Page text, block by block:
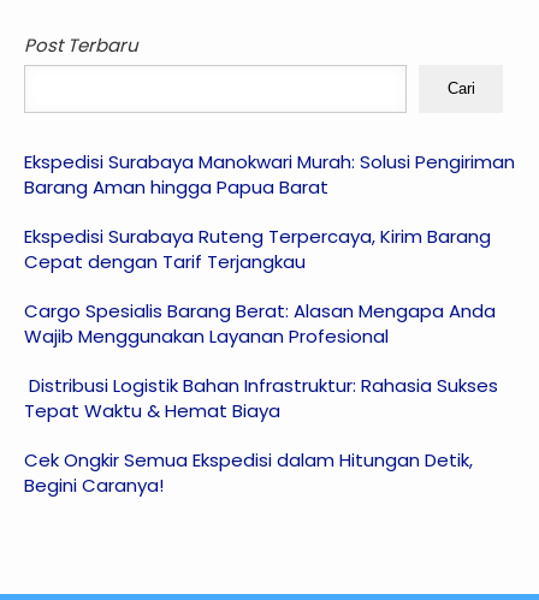
Post Terbaru
Cari
Ekspedisi Surabaya Manokwari Murah: Solusi Pengiriman
Barang Aman hingga Papua Barat
Ekspedisi Surabaya Ruteng Terpercaya, Kirim Barang
Cepat dengan Tarif Terjangkau
Cargo Spesialis Barang Berat: Alasan Mengapa Anda
Wajib Menggunakan Layanan Profesional
Distribusi Logistik Bahan Infrastruktur: Rahasia Sukses
Tepat Waktu & Hemat Biaya
Cek Ongkir Semua Ekspedisi dalam Hitungan Detik,
Begini Caranya!